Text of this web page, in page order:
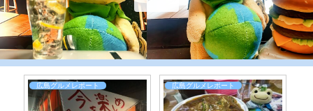
広島グルメレポート 広島グルメレポート